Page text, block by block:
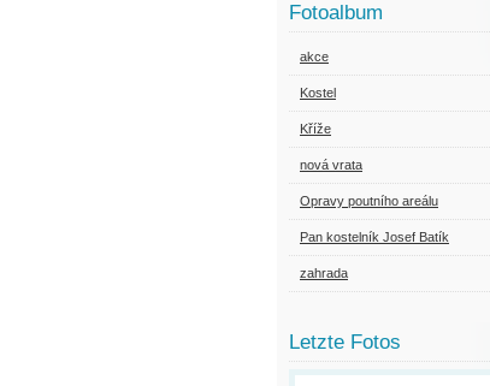
Fotoalbum
akce
Kostel
Kříže
nová vrata
Opravy poutního areálu
Pan kostelník Josef Batík
zahrada
Letzte Fotos